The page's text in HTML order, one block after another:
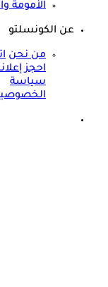
الأمومة
عن الكونسلتو
من نحن
احجز
سياسة